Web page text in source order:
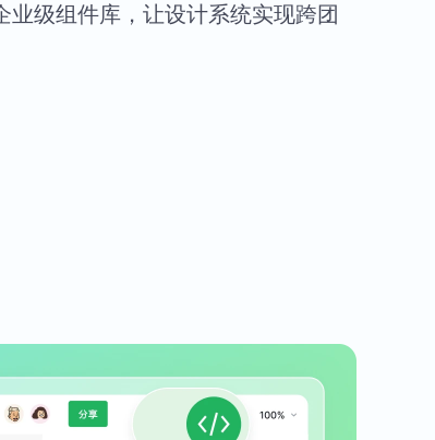
业级组件库，让设计系统实现跨团